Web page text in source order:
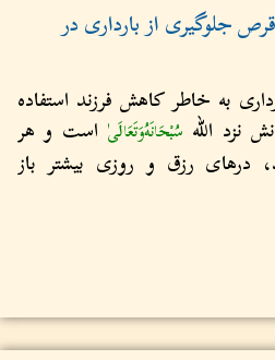
قرص جلوگیری از بارداری در
به خاطر کاهش فرزند استفاده
نزد الله سُبْحَانَهُ‌وَتَعَالَى است و هر
درهای رزق و روزی بیشتر باز